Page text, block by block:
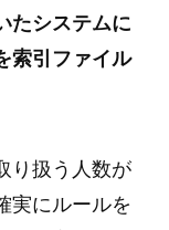
たシステムに
索引ファイル
り扱う人数が
実にルールを